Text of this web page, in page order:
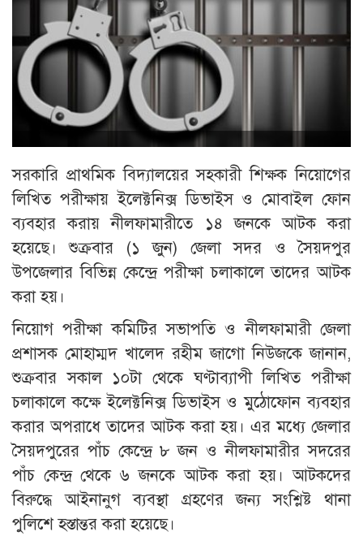
সরকারি প্রাথমিক বিদ্যালয়ের সহকারী শিক্ষক নিয়োগের
লিখিত পরীক্ষায় ইলেক্টনিক্স ডিভাইস ও মোবাইল ফোন
ব্যবহার করায় নীলফামারীতে ১৪ জনকে আটক করা
হয়েছে। শুক্রবার (১ জুন) জেলা সদর ও সৈয়দপুর
উপজেলার বিভিন্ন কেন্দ্রে পরীক্ষা চলাকালে তাদের আটক
করা হয়।
নিয়োগ পরীক্ষা কমিটির সভাপতি ও নীলফামারী জেলা
প্রশাসক মোহাম্মদ খালেদ রহীম জাগো নিউজকে জানান,
শুক্রবার সকাল ১০টা থেকে ঘণ্টাব্যাপী লিখিত পরীক্ষা
চলাকালে কক্ষে ইলেক্টনিক্স ডিভাইস ও মুঠোফোন ব্যবহার
করার অপরাধে তাদের আটক করা হয়। এর মধ্যে জেলার
সৈয়দপুরের পাঁচ কেন্দ্রে ৮ জন ও নীলফামারীর সদরের
পাঁচ কেন্দ্র থেকে ৬ জনকে আটক করা হয়। আটকদের
বিরুদ্ধে আইনানুগ ব্যবস্থা গ্রহণের জন্য সংশ্লিষ্ট থানা
পুলিশে হস্তান্তর করা হয়েছে।